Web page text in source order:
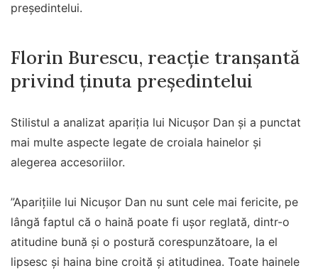
președintelui.
Florin Burescu, reacție tranșantă
privind ținuta președintelui
Stilistul a analizat apariția lui Nicușor Dan și a punctat
mai multe aspecte legate de croiala hainelor și
alegerea accesoriilor.
”Aparițiile lui Nicușor Dan nu sunt cele mai fericite, pe
lângă faptul că o haină poate fi ușor reglată, dintr-o
atitudine bună și o postură corespunzătoare, la el
lipsesc și haina bine croită și atitudinea. Toate hainele